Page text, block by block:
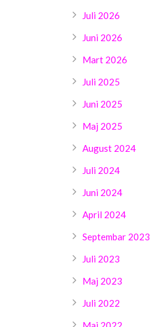
Juli 2026
Juni 2026
Mart 2026
Juli 2025
Juni 2025
Maj 2025
August 2024
Juli 2024
Juni 2024
April 2024
Septembar 2023
Juli 2023
Maj 2023
Juli 2022